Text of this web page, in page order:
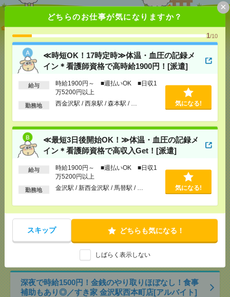
どちらのお仕事が気になりますか？
1/10
≪時短OK！17時定時≫体温・血圧の記録メ
イン＊看護師資格で高時給1900円！[派遣]
給与
時給1900円～ ■週払いOK ■日収1
万5200円以上
勤務地 西金沢駅 / 西泉駅 / 森本駅 / … 気になる!
≪最短3日後開始OK！≫体温・血圧の記録メ
イン＊看護師資格で高収入Get！[派遣]
給与
時給1900円～ ■週払いOK ■日収1
万5200円以上
勤務地 金沢駅 / 新西金沢駅 / 馬替駅 / … 気になる!
スキップ どちらも気になる！
しばらく表示しない
×
≪時短OK！17時定時≫体温・血圧の記録メイン＊看
護師資格で高時給1900円！[派遣]
[給 与]
時給1900円～ ■週払いOK ■日収1万
5200円以上
[交通費]交通費全額支給
[勤務地]西金沢駅/西泉駅/森本駅/…
≪最短3日後開始OK！≫体温・血圧の記録メイン＊
看護師資格で高収入Get！[派遣]
[給 与]
時給1900円～ ■週払いOK ■日収1万
5200円以上
[交通費]交通費全額支給
[勤務地]金沢駅/新西金沢駅 馬替駅/ …
＼病院に疲れたあなたへ！／施設でおばあちゃんの
健康管理＊医療行為ほぼ無し[派遣]
[給 与]時給1900円～ ■週払いOK ■日収1万
5200円以上
[交通費]交通費全額支給
/大河端駅/…
深夜で時給1500円！金銭のやり取りほぼなし！食事
補助もあり◎／すき家 金沢駅西本町店[アルバイト]